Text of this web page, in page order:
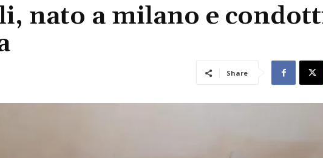
nato a milano e
Share